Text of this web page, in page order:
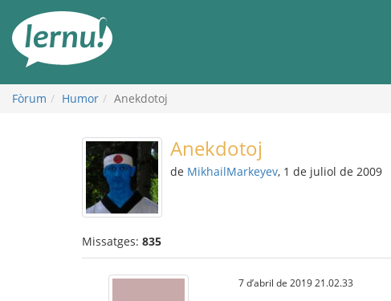
contingut
Fòrum Humor Anekdotoj
Anekdotoj
de MikhailMarkeyev, 1 de juliol de 2009
Missatges: 835
7 d’abril de 2019 21.02.33